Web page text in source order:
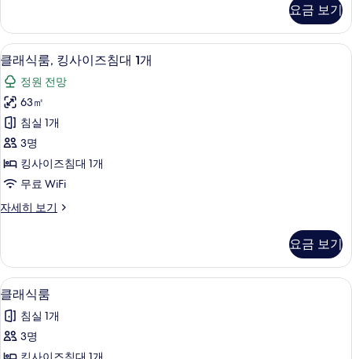
진
모
두
보
기
실
개,
층
(Beachfront)
자
세
히
보
기
요금 보기
클
래
식
룸,
킹
사
이
즈
침
1
개
사
진
모
클래식룸, 킹사이즈침대 1개 | 고급 침
9
클래식룸, 킹사이즈침대 1개
정원 전망
63㎡
침실 1개
3명
킹사이즈침대 1개
무료 WiFi
자세히 보기
클
킹
사
이
침
대
요금 보기
클
래
식
룸
클래식룸 | 고급 침구, 미니바, 객실 내
5
클래식룸
침실 1개
3명